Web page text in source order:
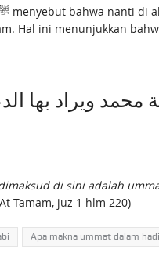
Hal ini menunjukkan
محمد ويراد بها
di sini adalah
Tamam, juz 1 hlm 220)
Apa makna ummat dalam